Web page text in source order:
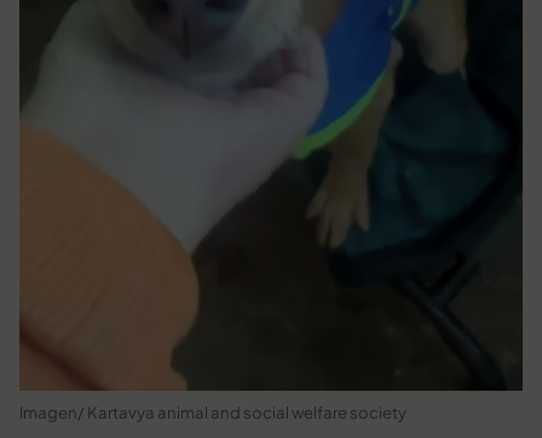
Imagen/ Kartavya animal and social welfare society